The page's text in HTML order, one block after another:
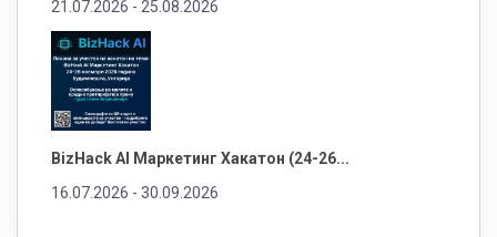
21.07.2026 - 25.08.2026
BizHack AI Маркетинг Хакатон (24-26...
16.07.2026 - 30.09.2026